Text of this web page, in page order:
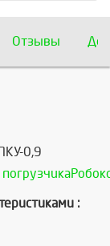
Отзывы
0,9
погрузчика
: